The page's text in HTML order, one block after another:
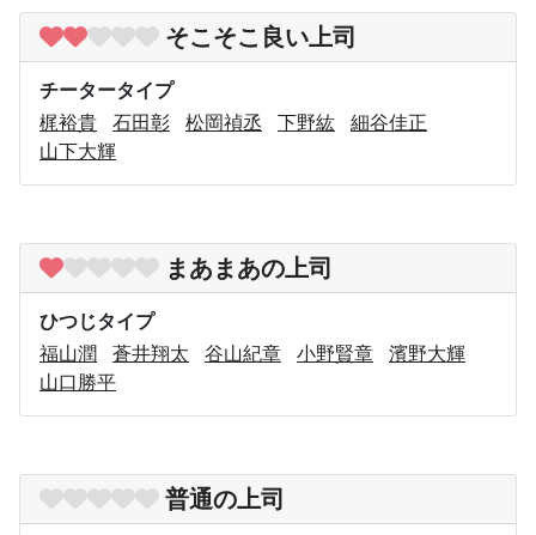
そこそこ良い上司
チータータイプ
梶裕貴
石田彰 松岡禎丞 下野紘
細谷佳正
山下大輝
まあまあの上司
ひつじタイプ
福山潤
蒼井翔太 谷山紀章 小野賢章
濱野大輝
山口勝平
普通の上司